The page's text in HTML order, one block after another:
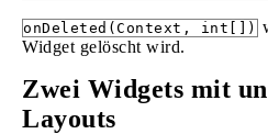
onDeleted(Context, int[])
Widget gelöscht wird.
Zwei Widgets mit
Layouts